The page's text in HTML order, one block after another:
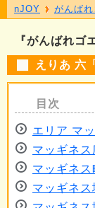
『がんばれゴ
えりあ 六
エリア マ
マッギネス
マッギネス
マッギネス
nJOY がんば